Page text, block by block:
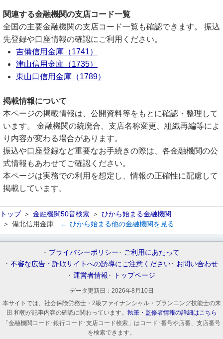
関連する金融機関の支店コード一覧
全国の主要金融機関の支店コード一覧も確認できます。 振込
先登録や口座情報の確認にご利用ください。
吉備信用金庫（1741）
津山信用金庫（1735）
東山口信用金庫（1789）
掲載情報について
本ページの掲載情報は、公開資料等をもとに確認・整理して
います。 金融機関の統廃合、支店名称変更、組織再編等によ
り内容が変わる場合があります。
振込や口座登録など重要なお手続きの際は、各金融機関の公
式情報もあわせてご確認ください。
本ページは実務での利用を想定し、情報の正確性に配慮して
掲載しています。
トップ 金融機関50音検索
ひから始まる金融機関
備北信用金庫
← ひから始まる他の金融機関を見る
プライバシーポリシー
ご利用にあたって
不審な広告・詐欺サイトへの誘導にご注意ください
お問い合わせ
運営者情報
トップページ
データ更新日： 2026年8月10日
本サイトでは、社会保険労務士・2級ファイナンシャル・プランニング技能士の来
田 和朝が記事内容の確認に関わっています。 執筆・監修者情報の詳細はこちら
「金融機関コード･銀行コード･支店コード検索」はコード･番号や店番、支店番号
を検索できます。